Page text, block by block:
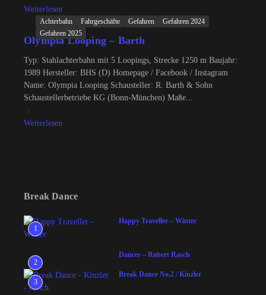
Weiterlesen
Achterbahn Fahrgeschäfte Gefahren
Gefahren 2024
Gefahren 2025
Olympia Looping – Barth
Typ: Stahlachterbahn mit 5 Loopings, Strecke 1250 m Baujahr:
1989 Hersteller: BHS (D) Homepage / Facebook / Instagram
Name: Olympia Looping Schausteller: R. Barth & Sohn
Schaustellerbetriebe KG (Bonn-München) Maße...
Weiterlesen
Break Dance
1
Happy Traveller – Winter
2
Dancer – Robert Rasch
3
Break Dance No.2 / Kinzler